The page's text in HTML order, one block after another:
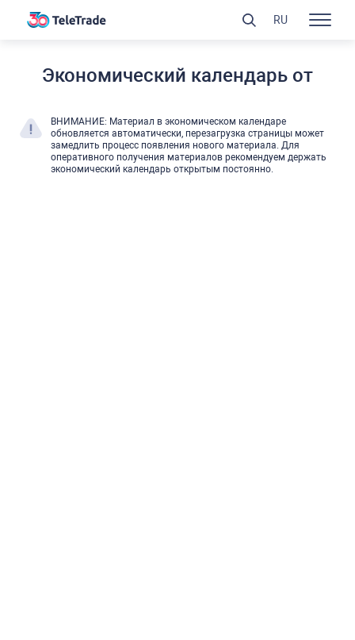
Экономический календарь от
ВНИМАНИЕ: Материал в экономическом календаре
обновляется автоматически, перезагрузка страницы может
замедлить процесс появления нового материала. Для
оперативного получения материалов рекомендуем держать
экономический календарь открытым постоянно.
RU